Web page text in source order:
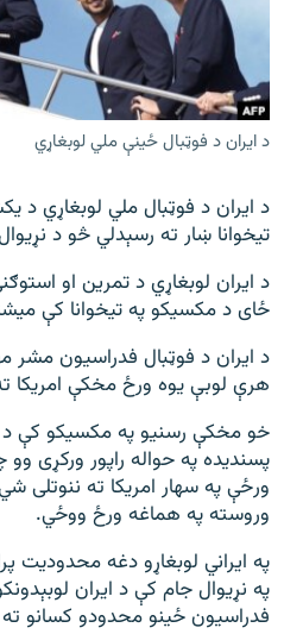
دري پاڼه
Azadi English
راسره ملګري شئ
د ازادې اروپا/ ازادي راډيو ټولې
د ایران د فوټبال ځینې ملي لوبغاړي
د ایران د فوټبال ملي لوبغاړي د
تیخوانا ښار ته رسېدلي څو د
د ایران لوبغاړي د تمرین او
ځای د مکسیکو په تیخوانا کې
د ایران د فوټبال فدراسیون مشر
هرې لوبې یوه ورځ مخکې امریکا
خو مخکې رسنیو په مکسیکو کې د
پسندیده په حواله راپور ورکړی وو
ورځې په سهار امریکا ته ننوتلی
وروسته په هماغه ورځ ووځي.
په ایراني لوبغاړو دغه محدودیت
په نړیوال جام کې د ایران
فدراسیون ځینو محدودو کسانو